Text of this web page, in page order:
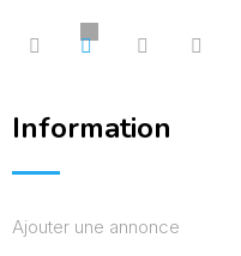
Information
Ajouter une annonce